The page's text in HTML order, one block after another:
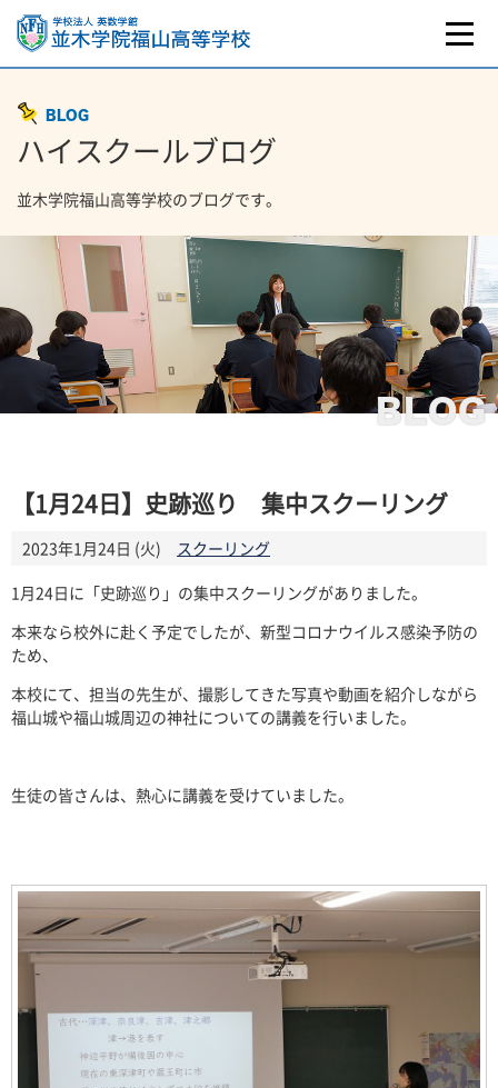
BLOG
BLOG
ハイスクールブログ
並木学院福山高等学校のブログです。
【1月24日】史跡巡り 集中スクーリング
2023年1月24日 (火)
スクーリング
1月24日に「史跡巡り」の集中スクーリングがありました。
本来なら校外に赴く予定でしたが、新型コロナウイルス感染予防の
ため、
本校にて、担当の先生が、撮影してきた写真や動画を紹介しながら
福山城や福山城周辺の神社についての講義を行いました。
生徒の皆さんは、熱心に講義を受けていました。